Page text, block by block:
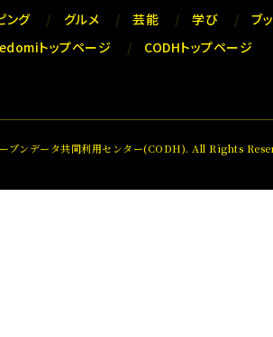
ング グルメ 芸能 学び
ブ
edomiトップページ CODHトップページ
プンデータ共同利用センター(CODH). All Rights